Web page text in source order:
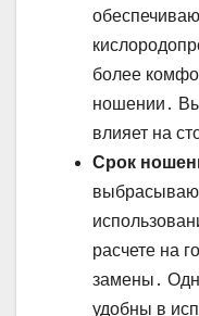
более
ношении․
влияет на
Срок
расчете на
замены․
удобны в